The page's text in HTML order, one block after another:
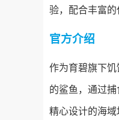
验，配合丰富的
官方介绍
作为育碧旗下
的鲨鱼，通过
精心设计的海